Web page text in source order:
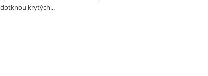
dotknou krytých...